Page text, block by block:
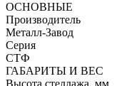
ОСНОВНЫЕ
Производитель
Металл-Завод
Серия
СТФ
ГАБАРИТЫ И ВЕС